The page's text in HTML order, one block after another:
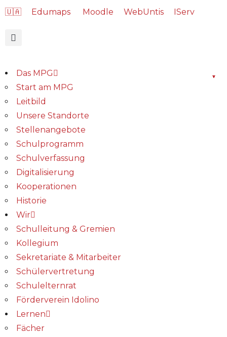
🇺🇦 Edumaps Moodle WebUntis IServ
Das MPG
Start am MPG
Leitbild
Unsere Standorte
Stellenangebote
Schulprogramm
Schulverfassung
Digitalisierung
Kooperationen
Historie
Wir
Schulleitung & Gremien
Kollegium
Sekretariate & Mitarbeiter
Schülervertretung
Schulelternrat
Förderverein Idolino
Lernen
Fächer